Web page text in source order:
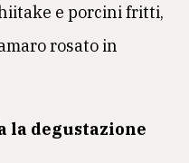
e porcini fritti,
rosato in
la degustazione